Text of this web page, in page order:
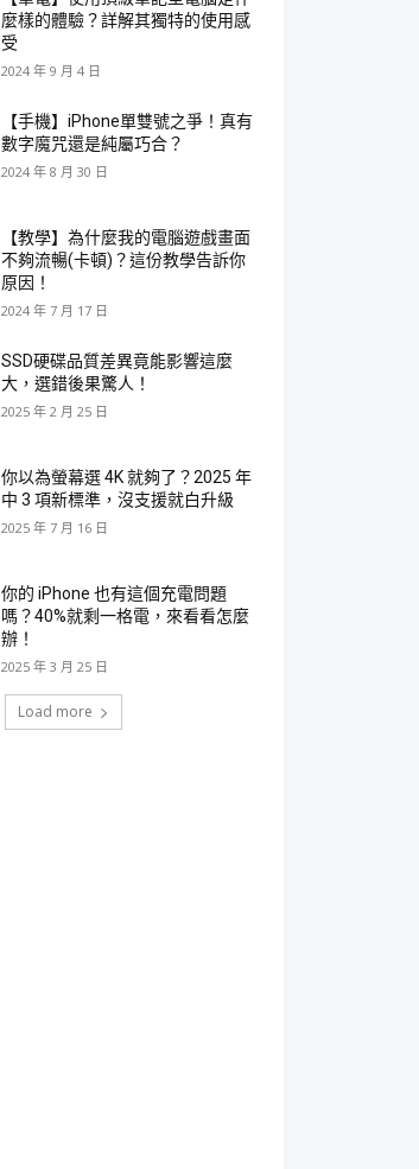
麼樣的體驗？詳解其獨特的使用感
受
2024 年 9 月 4 日
【手機】iPhone單雙號之爭！真有
數字魔咒還是純屬巧合？
2024 年 8 月 30 日
【教學】為什麼我的電腦遊戲畫面
不夠流暢(卡頓)？這份教學告訴你
原因！
2024 年 7 月 17 日
SSD硬碟品質差異竟能影響這麼
大，選錯後果驚人！
2025 年 2 月 25 日
你以為螢幕選 4K 就夠了？2025 年
中 3 項新標準，沒支援就白升級
2025 年 7 月 16 日
你的 iPhone 也有這個充電問題
嗎？40%就剩一格電，來看看怎麼
辦！
2025 年 3 月 25 日
Load more